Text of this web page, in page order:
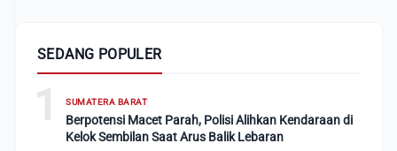
SEDANG POPULER
1 SUMATERA BARAT
Berpotensi Macet Parah, Polisi Alihkan Kendaraan di
Kelok Sembilan Saat Arus Balik Lebaran